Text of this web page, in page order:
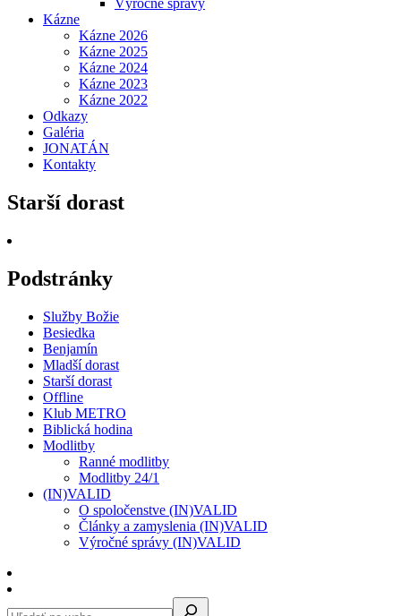
Výročné správy
Kázne
Kázne 2026
Kázne 2025
Kázne 2024
Kázne 2023
Kázne 2022
Odkazy
Galéria
JONATÁN
Kontakty
Starší dorast
Podstránky
Služby Božie
Besiedka
Benjamín
Mladší dorast
Starší dorast
Offline
Klub METRO
Biblická hodina
Modlitby
Ranné modlitby
Modlitby 24/1
(IN)VALID
O spoločenstve (IN)VALID
Články a zamyslenia (IN)VALID
Výročné správy (IN)VALID